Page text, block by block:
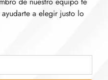
a elegir justo lo